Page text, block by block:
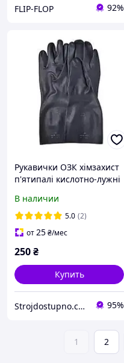
FLIP-FLOP 92%
Рукавички ОЗК хімзахист
п'ятипалі кислотно-лужні
НАТО
В наличии
5.0 (2)
от25₴/мес
250₴
Купить
Strojdostupno.com.ua 95%
1 2